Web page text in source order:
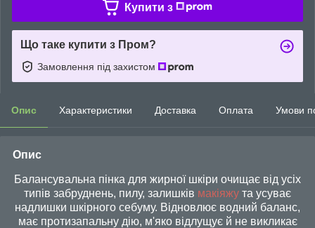
Купити з
Що таке купити з Пром?
Замовлення під захистом
Опис Характеристики Доставка Оплата Умови
Опис
Балансувальна пінка для жирної шкіри очищає від усіх
типів забруднень, пилу, залишків макіяжу та усуває
надлишки шкірного себуму. Відновлює водний баланс,
має протизапальну дію, м'яко відлущує й не викликає